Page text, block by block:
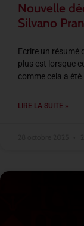
Nouvelle
Silvano
Ecrire un résumé
plus est lorsque
comme cela a
LIRE LA SUITE »